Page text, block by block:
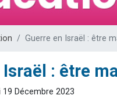
Dovan vient
2 personnes
2
Malgorzata
3
Guerre en Israël : être
Israël : être
19 Décembre 2023